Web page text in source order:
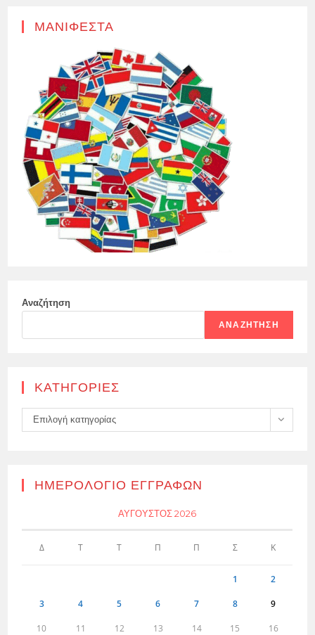
ΜΑΝΙΦΈΣΤΑ
Αναζήτηση
ΑΝΑΖΉΤΗΣΗ
KΑΤΗΓΟΡΊΕΣ
Kατηγορίες
Επιλογή κατηγορίας
ΗΜΕΡΟΛΌΓΙΟ ΕΓΓΡΑΦΏΝ
ΑΎΓΟΥΣΤΟΣ 2026
Δ Τ Τ Π Π Σ Κ
1 2
3 4 5 6 7 8 9
10 11 12 13 14 15 16